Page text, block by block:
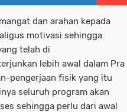
dan arahan kepada
motivasi sehingga
telah di
lebih awal dalam Pra
pengerjaan fisik yang itu
seluruh program akan
sehingga perlu dari awal